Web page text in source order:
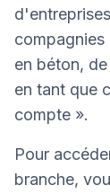
en béton,
en tant que
compte ».
Pour
branche,